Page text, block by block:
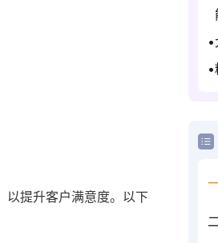
以提升客户满意度。以下